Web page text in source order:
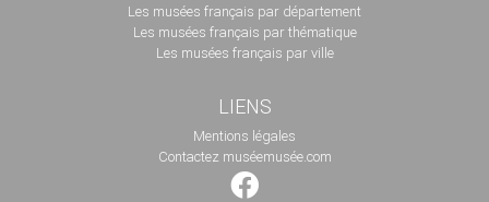
Les musées français par département
Les musées français par thématique
Les musées français par ville
LIENS
Mentions légales
Contactez muséemusée.com